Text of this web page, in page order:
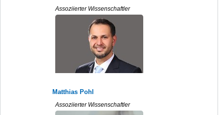
Assoziierter Wissenschaftler
Matthias Pohl
Assoziierter Wissenschaftler